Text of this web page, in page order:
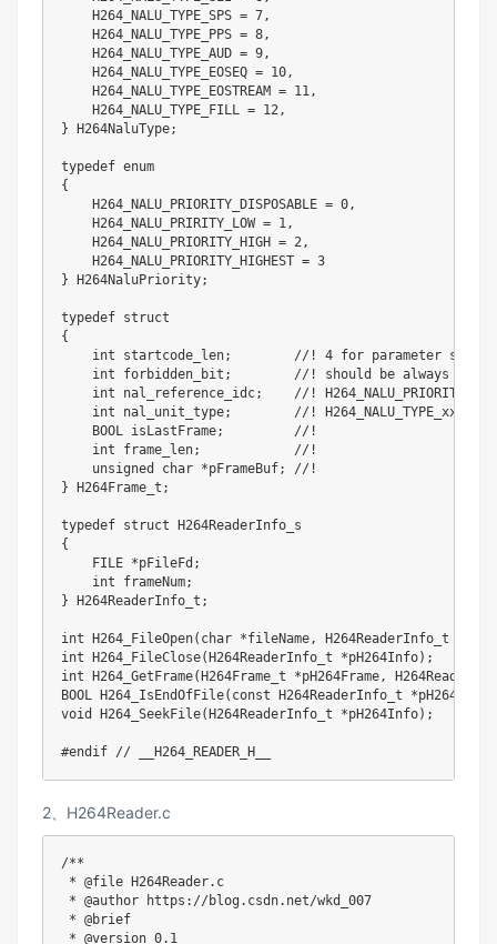
    H264_NALU_TYPE_SPS
= 7,
    H264_NALU_TYPE_PPS
= 8,
    H264_NALU_TYPE_AUD
= 9,
    H264_NALU_TYPE_EOSEQ
= 10,
    H264_NALU_TYPE_EOSTREAM
= 11,
    H264_NALU_TYPE_FILL
= 12,
} H264NaluType;
typedef enum
{
    H264_NALU_PRIORITY_DISPOSABLE
= 0,
    H264_NALU_PRIRITY_LOW
= 1,
    H264_NALU_PRIORITY_HIGH
= 2,
    H264_NALU_PRIORITY_HIGHEST
= 3
} H264NaluPriority;
typedef struct
{
int startcode_len;
//! 4 for parameter sets
int forbidden_bit ;
//! should be always FALSE
int nal_reference_idc;
//!
int nal_unit_type;
//! H264_NALU_TYPE_xxxx
    BOOL isLastFrame
;
//!
int frame_len;
//!
unsigned
char *pFrameBuf;
//!
} H264Frame_t ;
typedef struct
H264ReaderInfo_s
{
    FILE
*pFileFd ;
int frameNum;
} H264ReaderInfo_t ;
int H264_FileOpen( char *fileName, H264ReaderInfo_t
int
H264_FileClose( H264ReaderInfo_t *pH264Info) ;
int
H264_GetFrame( H264Frame_t *pH264Frame,
BOOL
H264_IsEndOfFile( const H264ReaderInfo_t *pH264Info
void
H264_SeekFile( H264ReaderInfo_t *pH264Info) ;
#endif // __H264_READER_H__
2、H264Reader.c
/**
* @file H264Reader.c
* @author https://blog.csdn.net/wkd_007
* @brief
* @version 0.1